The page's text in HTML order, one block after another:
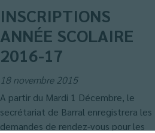
INSCRIPTIONS
ANNÉE SCOLAIRE
2016-17
18 novembre 2015
A partir du Mardi 1 Décembre, le
secrétariat de Barral enregistrera les
demandes de rendez-vous pour les